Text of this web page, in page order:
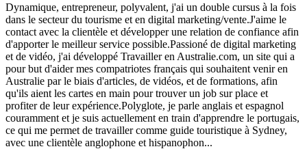
Dynamique, entrepreneur, polyvalent, j'ai un double cursus à la fois
dans le secteur du tourisme et en digital marketing/vente.J'aime le
contact avec la clientèle et développer une relation de confiance afin
d'apporter le meilleur service possible.Passioné de digital marketing
et de vidéo, j'ai développé Travailler en Australie.com, un site qui a
pour but d'aider mes compatriotes français qui souhaitent venir en
Australie par le biais d'articles, de vidéos, et de formations, afin
qu'ils aient les cartes en main pour trouver un job sur place et
profiter de leur expérience.Polyglote, je parle anglais et espagnol
couramment et je suis actuellement en train d'apprendre le portugais,
ce qui me permet de travailler comme guide touristique à Sydney,
avec une clientèle anglophone et hispanophon...